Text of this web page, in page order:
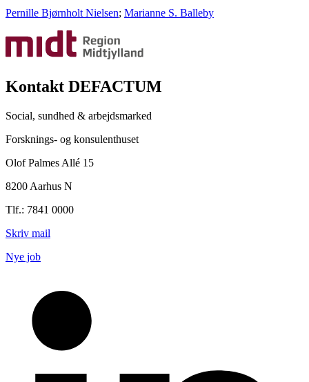
Pernille Bjørnholt Nielsen; Marianne S. Balleby
Kontakt DEFACTUM
Social, sundhed & arbejdsmarked
Forsknings- og konsulenthuset
Olof Palmes Allé 15
8200 Aarhus N
Tlf.: 7841 0000
Skriv mail
Nye job